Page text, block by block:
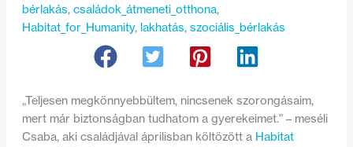
bérlakás, családok_átmeneti_otthona,
Habitat_for_Humanity, lakhatás, szociális_bérlakás
„Teljesen megkönnyebbültem, nincsenek szorongásaim,
mert már biztonságban tudhatom a gyerekeimet.” – meséli
Csaba, aki családjával áprilisban költözött a Habitat